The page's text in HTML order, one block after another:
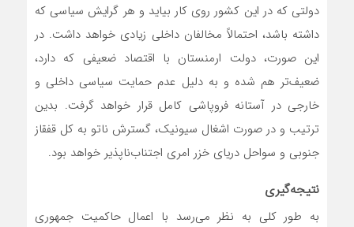
دولتی که در این کشور روی کار بیاید و هر گرایش سیاسی که
داشته باشد، احتمالاً مخالفان داخلی زیادی خواهد داشت. در
این صورت، دولت ارمنستان با اقتصاد ضعیفی که دارد،
ضعیف‌تر هم شده و به دلیل عدم حمایت سیاسی داخلی و
خارجی در آستانه فروپاشی کامل قرار خواهد گرفت. بدین
ترتیب و در صورت اشغال سیونیک، گسترش ناتو به کل قفقاز
جنوبی و سواحل دریای خزر امری اجتناب‌ناپذیر خواهد بود.
نتیجه‌گیری
به طور کلی به نظر می‌رسد با اعمال حاکمیت جمهوری